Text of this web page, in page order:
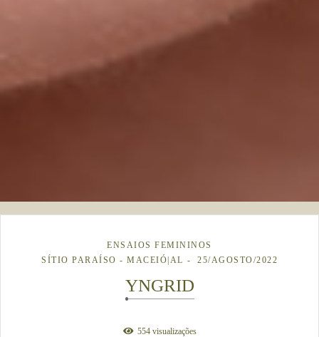
ENSAIOS FEMININOS
SÍTIO PARAÍSO - MACEIÓ|AL
25/AGOSTO/2022
YNGRID
554visualizações